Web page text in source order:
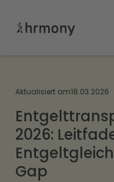
Aktualisiert am18.03.2026
2026:
Gap